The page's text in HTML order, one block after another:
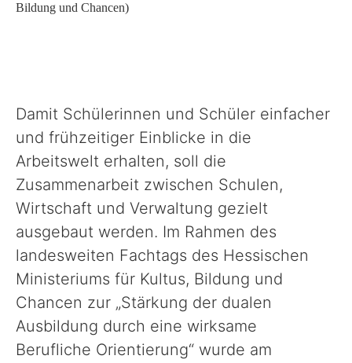
Bildung und Chancen)
Damit Schülerinnen und Schüler einfacher
und frühzeitiger Einblicke in die
Arbeitswelt erhalten, soll die
Zusammenarbeit zwischen Schulen,
Wirtschaft und Verwaltung gezielt
ausgebaut werden. Im Rahmen des
landesweiten Fachtags des Hessischen
Ministeriums für Kultus, Bildung und
Chancen zur „Stärkung der dualen
Ausbildung durch eine wirksame
Berufliche Orientierung“ wurde am